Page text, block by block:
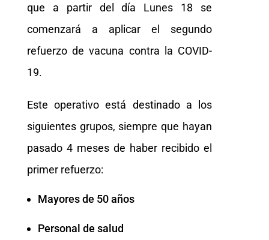
que a partir del día Lunes 18 se
comenzará a aplicar el segundo
refuerzo de vacuna contra la COVID-
19.
Este operativo está destinado a los
siguientes grupos, siempre que hayan
pasado 4 meses de haber recibido el
primer refuerzo:
Mayores de 50 años
Personal de salud